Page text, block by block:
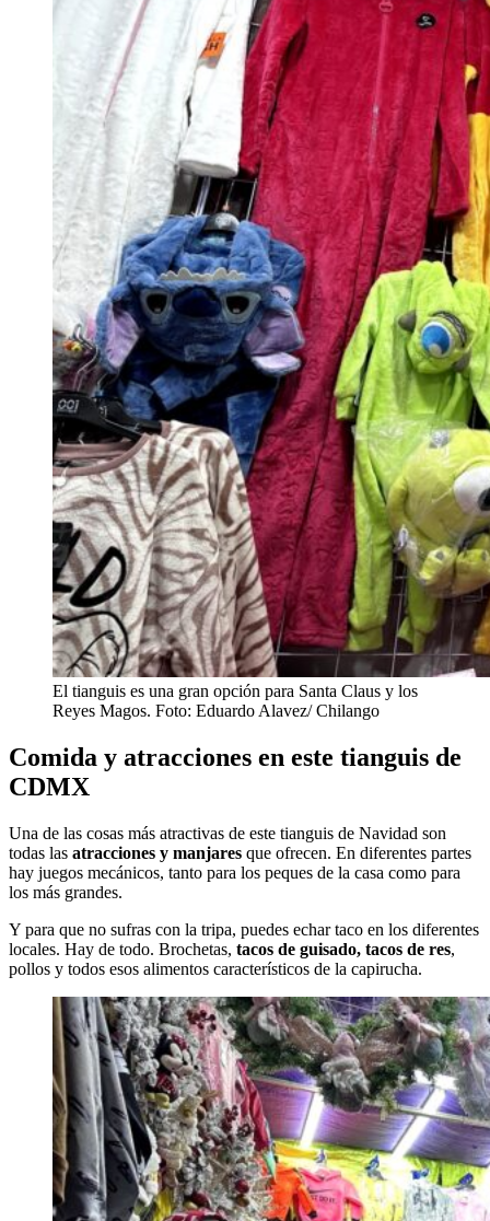
El tianguis es una gran opción para Santa Claus y los
Reyes Magos. Foto: Eduardo Alavez/ Chilango
Comida y atracciones en este tianguis de
CDMX
Una de las cosas más atractivas de este tianguis de Navidad son
todas las atracciones y manjares que ofrecen. En diferentes partes
hay juegos mecánicos, tanto para los peques de la casa como para
los más grandes.
Y para que no sufras con la tripa, puedes echar taco en los diferentes
locales. Hay de todo. Brochetas, tacos de guisado, tacos de res,
pollos y todos esos alimentos característicos de la capirucha.